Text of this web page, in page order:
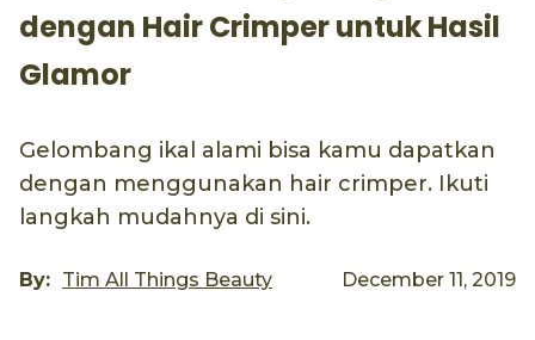
dengan Hair Crimper untuk Hasil
Glamor
Gelombang ikal alami bisa kamu dapatkan
dengan menggunakan hair crimper. Ikuti
langkah mudahnya di sini.
By: Tim All Things Beauty December 11, 2019